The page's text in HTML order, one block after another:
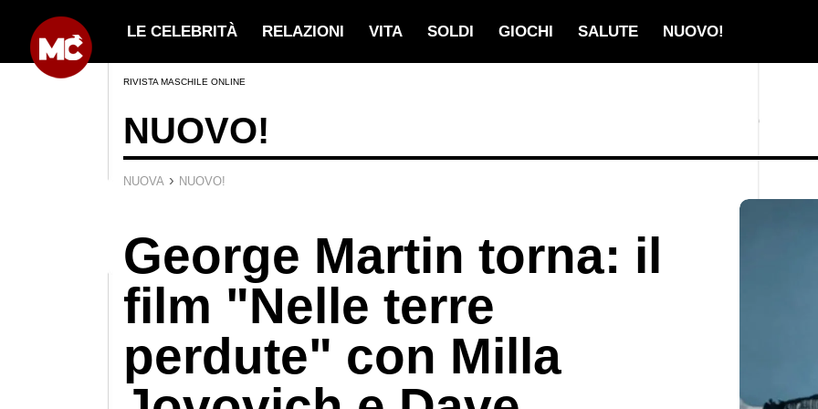
LE CELEBRITÀ RELAZIONI VITA SOLDI GIOCHI SALUTE NUOVO!
RIVISTA MASCHILE ONLINE
NUOVO!
NUOVA › NUOVO!
George Martin torna: il
film "Nelle terre
perdute" con Milla